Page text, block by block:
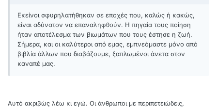
Εκείνοι σφυρηλατήθηκαν σε εποχές που, καλώς ή κακώς,
είναι αδύνατον να επαναληφθούν. Η πηγαία τους ποίηση
ήταν αποτέλεσμα των βιωμάτων που τους έστησε η ζωή.
Σήμερα, και οι καλύτεροι από εμας, εμπνεόμαστε μόνο από
βιβλία άλλων που διαβάζουμε, ξαπλωμένοι άνετα στον
καναπέ μας.
Αυτό ακριβώς λέω κι εγώ. Οι άνθρωποι με περιπετειώδεις,